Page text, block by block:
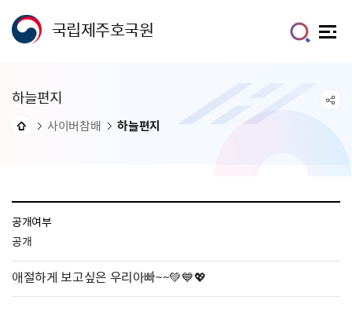
국립제주호국원
하늘편지
사이버참배 하늘편지
공개여부
공개
애절하게 보고싶은 우리아빠~~💚💙💖